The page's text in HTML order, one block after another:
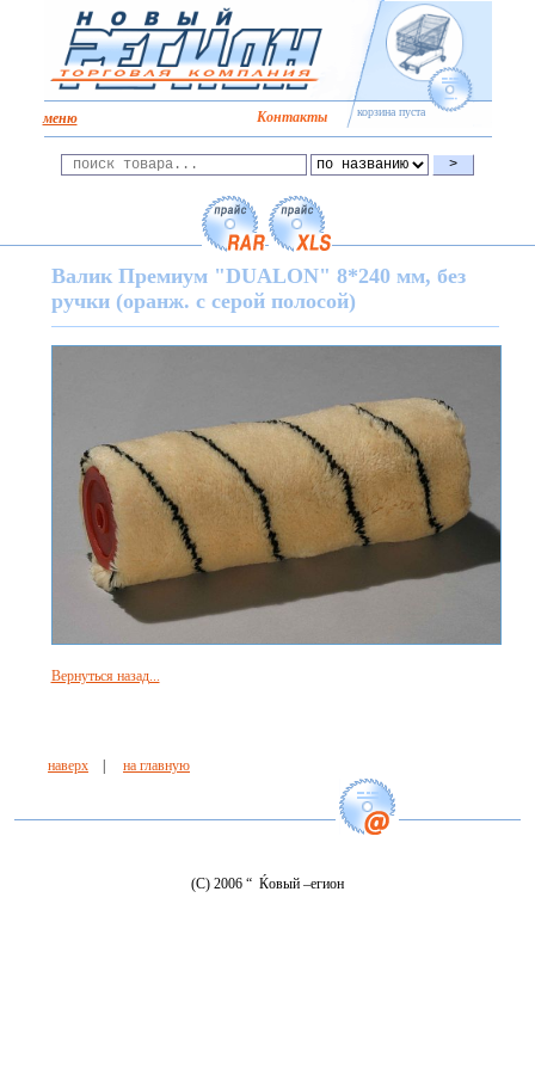
корзина пуста
Kонтакты
меню
Валик Премиум "DUALON" 8*240 мм, без
ручки (оранж. с серой полосой)
Вернуться назад...
наверх на главную
(C) 2006 “ Ќовый –егион